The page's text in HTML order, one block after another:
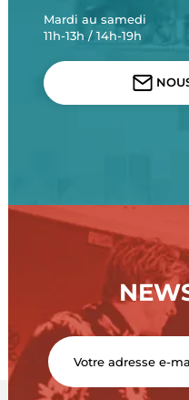
Mardi au samedi
11h-13h / 14h-19h